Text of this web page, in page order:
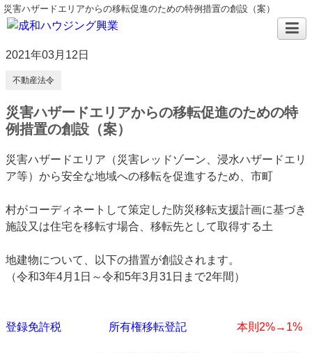
災害ハザードエリアからの移転促進のための特例措置の創設（案）
2021年03月12日
不動産法令
災害ハザードエリアからの移転促進のための特
例措置の創設（案）
災害ハザードエリア（災害レッドゾーン、浸水ハザードエリ
ア等）から安全な地域への移転を促進するため、市町
村がコーディネートして策定した防災移転支援計画に基づき
施設又は住宅を移転す場合、移転先として取得する土
地建物について、以下の措置が創設されます。
（令和3年4月1日～令和5年3月31日まで2年間）
登録免許税 所有権移転登記 本則2%→1%